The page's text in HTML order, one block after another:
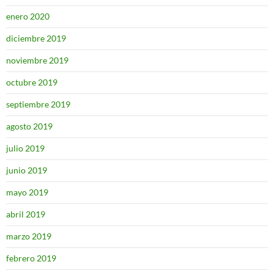
enero 2020
diciembre 2019
noviembre 2019
octubre 2019
septiembre 2019
agosto 2019
julio 2019
junio 2019
mayo 2019
abril 2019
marzo 2019
febrero 2019